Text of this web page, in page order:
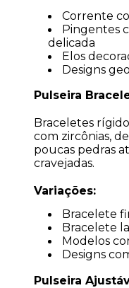
Corrente
Pingentes
delicada
Elos
Designs
Pulseira
Braceletes
com zircônias,
poucas pedras
cravejadas.
Variações:
Bracelete
Bracelete
Modelos
Designs
Pulseira